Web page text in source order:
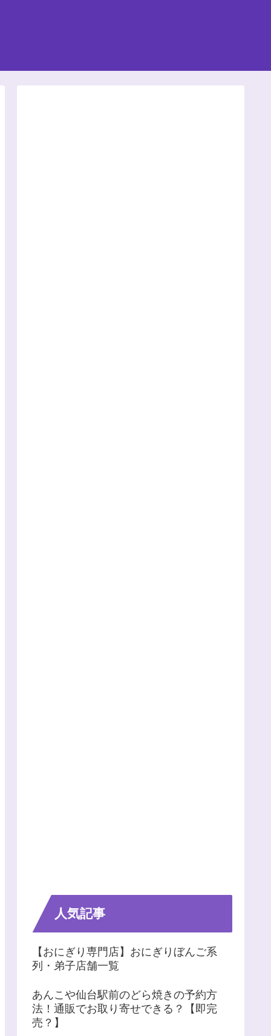
人気記事
【おにぎり専門店】おにぎりぼんご系
列・弟子店舗一覧
あんこや仙台駅前のどら焼きの予約方
法！通販でお取り寄せできる？【即完
売？】